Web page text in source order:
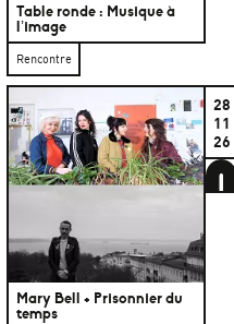
Table ronde : Musique à
l’image
Rencontre
Mary Bell + Prisonnier du
temps
28
11
26